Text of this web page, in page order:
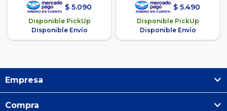
$ 5.090
Disponible PickUp
Disponible Envío
$ 5.490
Disponible PickUp
Disponible Envío
Empresa
Compra